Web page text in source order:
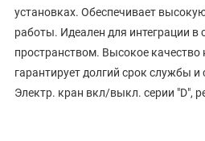
установках. Обеспечивает
работы. Идеален для интеграции
пространством. Высокое качество
гарантирует долгий срок службы и
Электр. кран вкл/выкл. серии "D",